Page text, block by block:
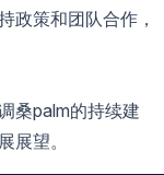
政策和团队合作，
桑palm的持续建
展望。